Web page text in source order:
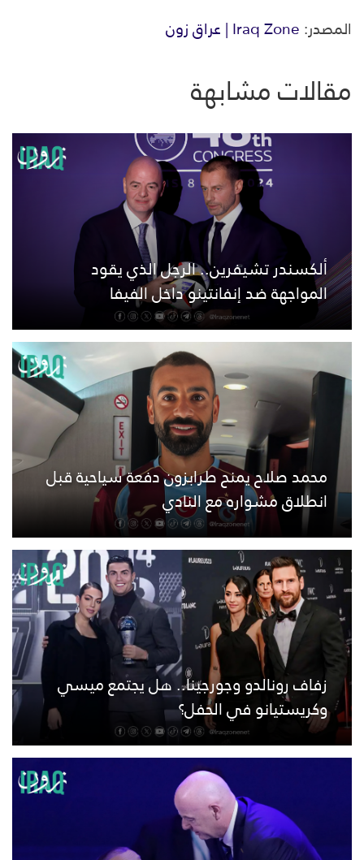
المصدر:Iraq Zone | عراق زون
مقالات مشابهة
ألكسندر تشيفرين.. الرجل الذي يقود
المواجهة ضد إنفانتينو داخل الفيفا
محمد صلاح يمنح طرابزون دفعة سياحية قبل
انطلاق مشواره مع النادي
زفاف رونالدو وجورجينا.. هل يجتمع ميسي
وكريستيانو في الحفل؟